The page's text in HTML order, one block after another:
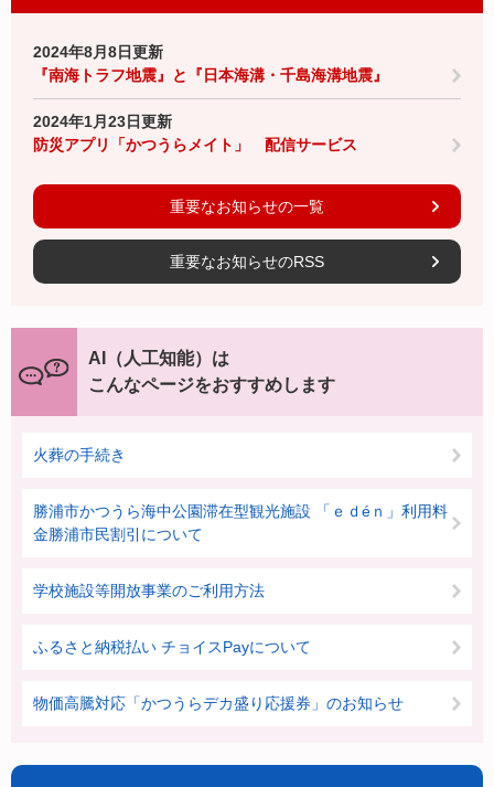
2024年8月8日更新
『南海トラフ地震』と『日本海溝・千島海溝地震』
2024年1月23日更新
防災アプリ「かつうらメイト」 配信サービス
重要なお知らせの一覧
重要なお知らせのRSS
AI（人工知能）は
こんなページをおすすめします
火葬の手続き
勝浦市かつうら海中公園滞在型観光施設 「ｅｄéｎ」利用料
金勝浦市民割引について
学校施設等開放事業のご利用方法
ふるさと納税払い チョイスPayについて
物価高騰対応「かつうらデカ盛り応援券」のお知らせ